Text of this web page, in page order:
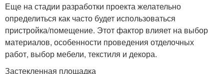
Еще на стадии разработки проекта желательно
определиться как часто будет использоваться
пристройка/помещение. Этот фактор влияет на выбор
материалов, особенности проведения отделочных
работ, выбор мебели, текстиля и декора.
Застекленная площадка